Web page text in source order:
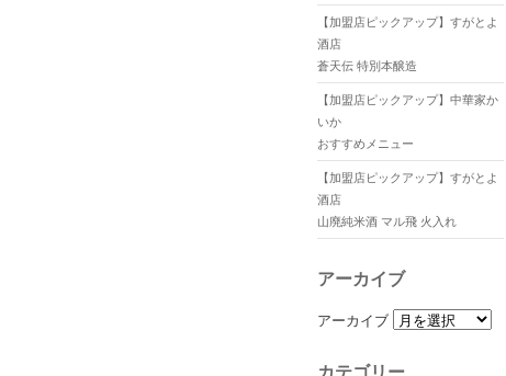
【加盟店ピックアップ】すがとよ
酒店
蒼天伝 特別本醸造
【加盟店ピックアップ】中華家か
いか
おすすめメニュー
【加盟店ピックアップ】すがとよ
酒店
山廃純米酒 マル飛 火入れ
アーカイブ
アーカイブ
カテゴリー